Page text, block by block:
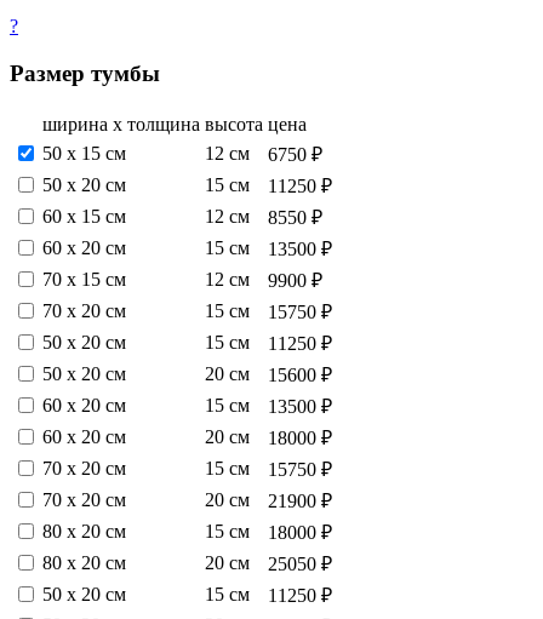
?
Размер тумбы
ширина х толщина высота цена
50 х 15 см
12 см
6750 ₽
50 х 20 см
15 см
11250 ₽
60 х 15 см
12 см
8550 ₽
60 х 20 см
15 см
13500 ₽
70 х 15 см
12 см
9900 ₽
70 х 20 см
15 см
15750 ₽
50 х 20 см
15 см
11250 ₽
50 х 20 см
20 см
15600 ₽
60 х 20 см
15 см
13500 ₽
60 х 20 см
20 см
18000 ₽
70 х 20 см
15 см
15750 ₽
70 х 20 см
20 см
21900 ₽
80 х 20 см
15 см
18000 ₽
80 х 20 см
20 см
25050 ₽
50 х 20 см
15 см
11250 ₽